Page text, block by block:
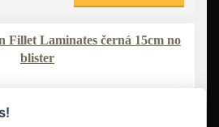
Fillet Laminates černá 15cm no
blister